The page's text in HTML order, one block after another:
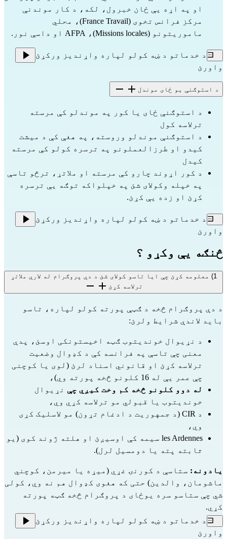
او په اړه یې ځان خبرول، لکه، د کار موندنې
مرکز فرانس تخوی (France Travail)، محلي
ماموریتونو (Missions locales)، AFPA او داسې نور.
د خدماتو د ښه کولو لپاره واړندیز ورکړئ
واورئ
د استوګنې یو ځای موندل
د استوګنې ځای یا کور په موندلو کې مرسته
ترلاسه کول
د استوګنې موندلو وروسته، په هغې کې د میشت
کیدو او طرزالعملونو په ترسره کولو کې مرسته
کیدل
د کور اړوند چارو کې مرسته او ملاتړ، ترڅو تاسې
په خپله وکولای شئ په خپلواکه توګه یې ترسره
کړئ او زده یې کړئ.
د خدماتو د ښه کولو لپاره واړندیز ورکړئ
واورئ
څنګه یې وکړو ؟
1) معلومه کړئ چې ایا تاسو کولای شئ د دې پروګرام له لارې ملاتړ
ترلاسه کړئ
باید لاندې شرایط ولرئ:
چې عمر یې له 16 کلونو څخه پورته وي)،
له دوو کلونو څخه کم وخت کیږي چې
خوندیتوب یا قبولي مو ترلاسه کړي وي،
وي،
ثابته پته یا دومسیل لرل).
یادونه:
کړي.
د خدماتو د ښه کولو لپاره واړندیز ورکړئ
واورئ